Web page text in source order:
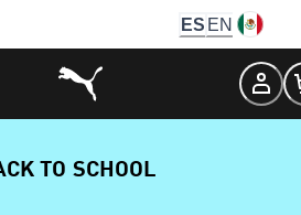
ES EN
TO SCHOOL